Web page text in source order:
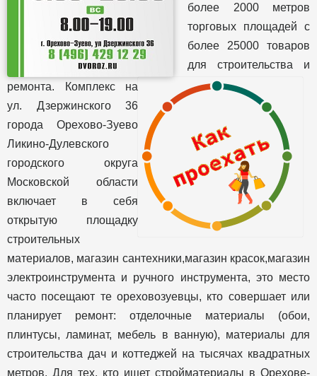
более 2000 метров
торговых площадей с
более 25000 товаров
для строительства и
ремонта. Комплекс на
ул. Дзержинского 36
города Орехово-Зуево
Ликино-Дулевского
городского округа
Московской области
включает в себя
открытую площадку
строительных
материалов, магазин сантехники,магазин красок,магазин
электроинструмента и ручного инструмента, это место
часто посещают те ореховозуевцы, кто совершает или
планирует ремонт: отделочные материалы (обои,
плинтусы, ламинат, мебель в ванную), материалы для
строительства дач и коттеджей на тысячах квадратных
метров. Для тех, кто ищет стройматериалы в Орехове-